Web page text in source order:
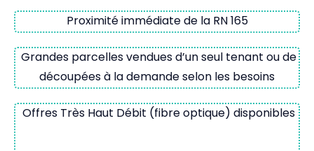
Proximité immédiate de la RN 165
Grandes parcelles vendues d’un seul tenant ou de
découpées à la demande selon les besoins
Offres Très Haut Débit (fibre optique) disponibles